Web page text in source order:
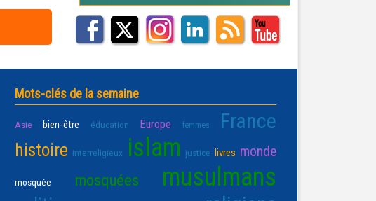
Mots-clés de la semaine
Asie bien-être éducation Europe femmes France
histoire interreligieux islam justice livres monde
mosquée mosquées musulmans